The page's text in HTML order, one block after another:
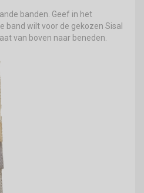
banden. Geef in het
band wilt voor de gekozen Sisal
van boven naar beneden.